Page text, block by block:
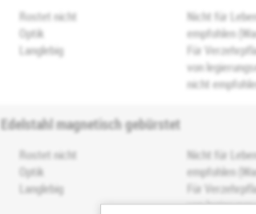
Rostet nicht
Optik
Langlebig
Nicht für
empfohlen
Für
von
nicht
Edelstahl magnetisch gebürstet
Rostet nicht
Optik
Langlebig
Nicht für
empfohlen
Für
von